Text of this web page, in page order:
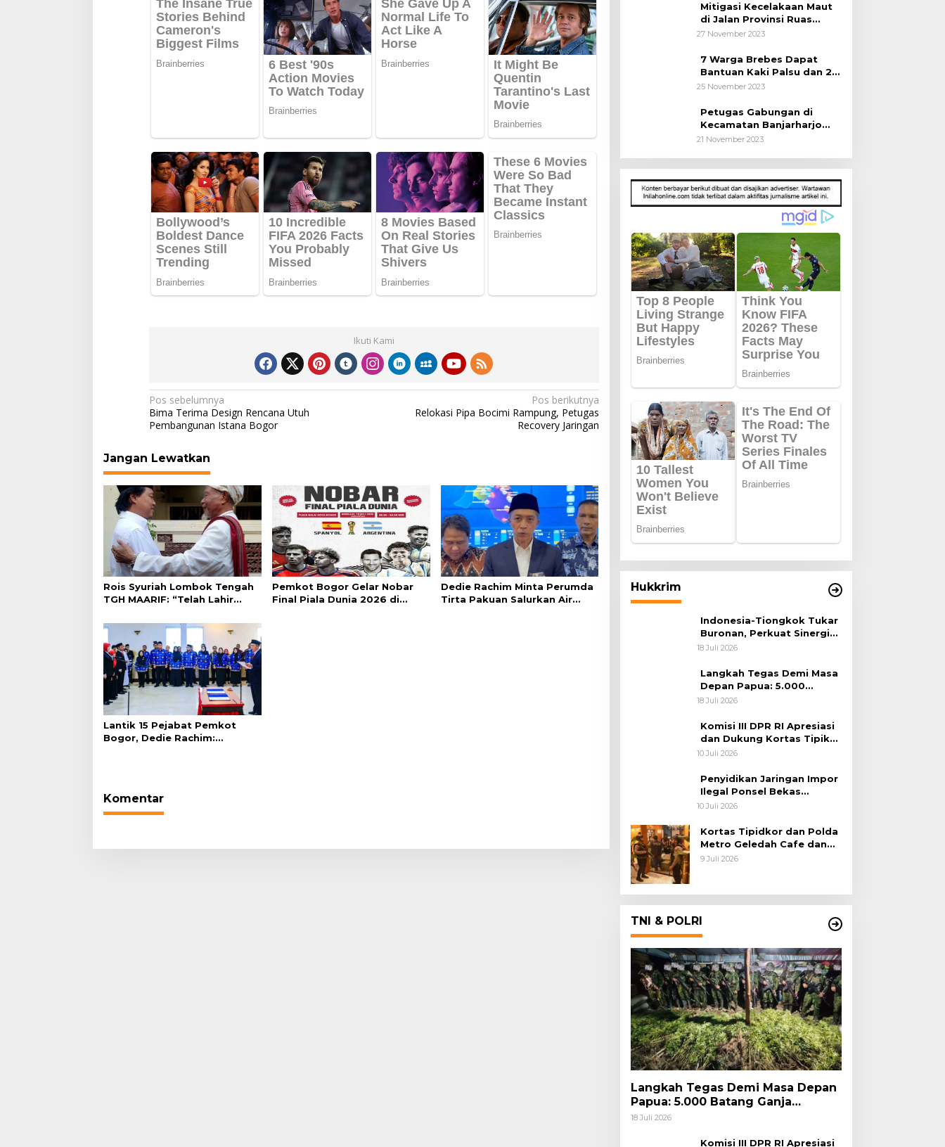
Ikuti Kami
Navigasi
pos
Pos sebelumnya
Bima Terima Design Rencana Utuh
Pembangunan Istana Bogor
Pos berikutnya
Relokasi Pipa Bocimi Rampung, Petugas
Recovery Jaringan
Jangan Lewatkan
Rois Syuriah Lombok Tengah
TGH MAARIF: “Telah Lahir
Pemkot Bogor Gelar Nobar
Final Piala Dunia 2026 di
Dedie Rachim Minta Perumda
Tirta Pakuan Salurkan Air
Lantik 15 Pejabat Pemkot
Bogor, Dedie Rachim:
Komentar
Mitigasi Kecelakaan Maut
di Jalan Provinsi Ruas
Banjarharjo-Salem
27 November 2023
7 Warga Brebes Dapat
Bantuan Kaki Palsu dan 2
Operasi Bibir Sumbing
25 November 2023
Petugas Gabungan di
Kecamatan Banjarharjo
Patroli Anak Sekolah
21 November 2023
Hukkrim
Indonesia-Tiongkok Tukar
Buronan, Perkuat Sinergi
Penegakan Hukum Lintas
18 Juli 2026
Langkah Tegas Demi Masa
Depan Papua: 5.000
Batang Ganja Berhasil
Habema
18 Juli 2026
Komisi III DPR RI Apresiasi
dan Dukung Kortas Tipikor
Polri Usut Dugaan Korupsi
10 Juli 2026
Penyidikan Jaringan Impor
Ilegal Ponsel Bekas
Rampung, Tiga Tersangka
10 Juli 2026
Kortas Tipidkor dan Polda
Metro Geledah Cafe dan
Money Changer
9 Juli 2026
TNI & POLRI
Langkah Tegas Demi Masa Depan
Papua: 5.000 Batang Ganja
Berhasil Diungkap Koops TNI
18 Juli 2026
Komisi III DPR RI Apresiasi